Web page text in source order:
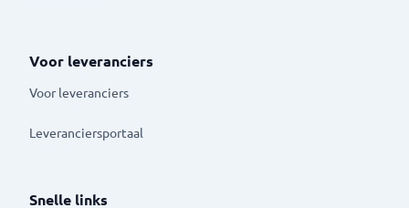
Voor leveranciers
Voor leveranciers
Leveranciersportaal
Snelle links